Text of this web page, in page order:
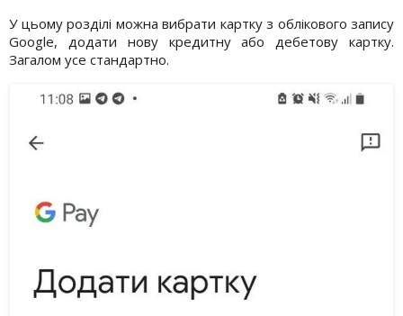
У цьому розділі можна вибрати картку з облікового запису
Google, додати нову кредитну або дебетову картку.
Загалом усе стандартно.